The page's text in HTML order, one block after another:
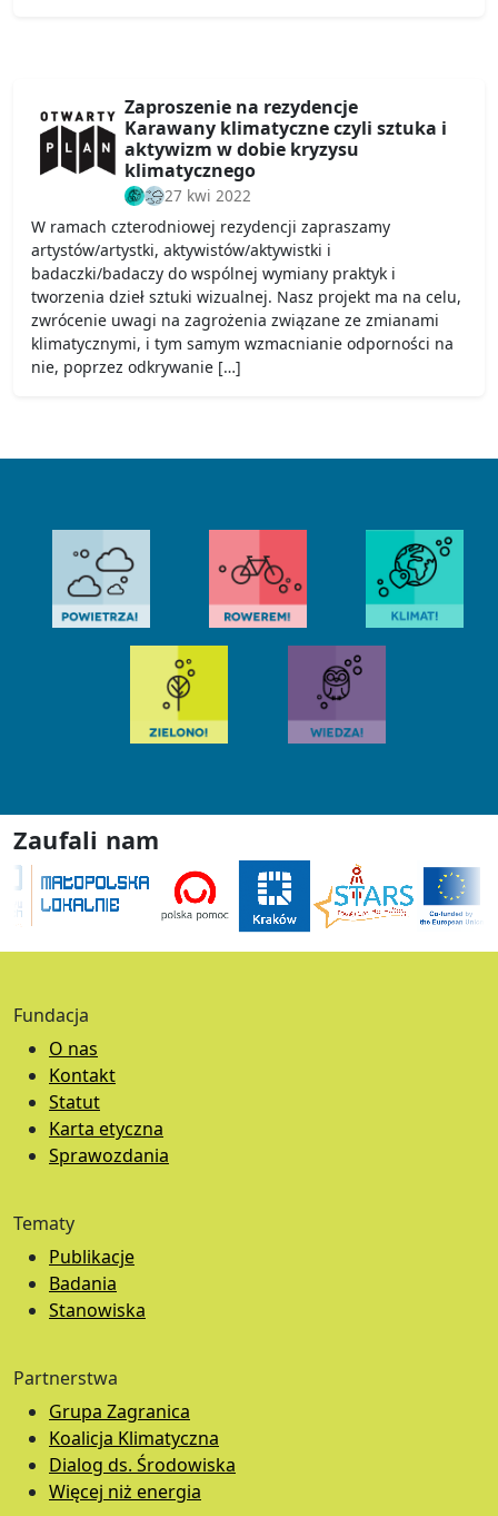
Zaproszenie na rezydencje
Karawany klimatyczne czyli sztuka i
aktywizm w dobie kryzysu
klimatycznego
27 kwi 2022
W ramach czterodniowej rezydencji zapraszamy
artystów/artystki, aktywistów/aktywistki i
badaczki/badaczy do wspólnej wymiany praktyk i
tworzenia dzieł sztuki wizualnej. Nasz projekt ma na celu,
zwrócenie uwagi na zagrożenia związane ze zmianami
klimatycznymi, i tym samym wzmacnianie odporności na
nie, poprzez odkrywanie […]
Zaufali nam
Fundacja
O nas
Kontakt
Statut
Karta etyczna
Sprawozdania
Tematy
Publikacje
Badania
Stanowiska
Partnerstwa
Grupa Zagranica
Koalicja Klimatyczna
Dialog ds. Środowiska
Więcej niż energia